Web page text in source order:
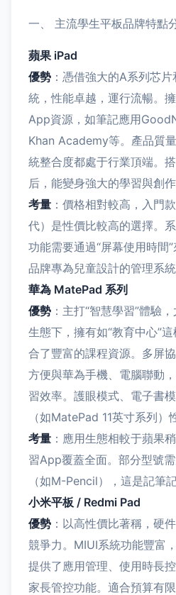
一、 主流學生平板品牌特點
蘋果 iPad
優勢 ：憑借強大的A系列芯
統，性能卓越，運行流暢。
App資源，如筆記應用
Khan Academy等。產品質
統整合度都處于行業頂端。
后，能變身強大的學習與創作
考量 ：價格相對較高，入門
代）是性價比較高的選擇。
功能需要通過“屏幕使用時間
品牌專為兒童設計的管理系統
華為 MatePad 系列
優勢 ：主打“智慧學習”體驗
生態下，擁有如“教育中心”
合了豐富的課程資源。多屏
方便與華為手機、電腦聯動
習效率。護眼模式、電子書
（如MatePad 11英寸系列）
考量 ：應用生態相較于蘋果
習App覆蓋全面。部分型號
（如M-Pencil），這是記筆
小米平板 / Redmi Pad
優勢 ：以高性價比著稱，硬
競爭力。MIUI系統功能豐富
提供了應用管理、使用時長
家長管控功能。適合預算有